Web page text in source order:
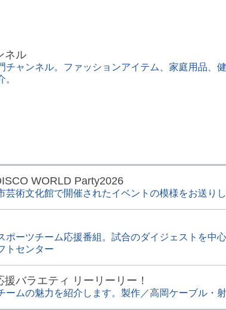
ネル
チャンネル。ファッションアイテム、家庭用品、
WORLD Party2026
芸術文化館で開催されたイベントの模様をお送り
ポーツチーム応援番組。試合のダイジェストを中
トセンター
バラエティ リーリーリー！
ームの魅力を紹介します。製作／高岡ケーブル・